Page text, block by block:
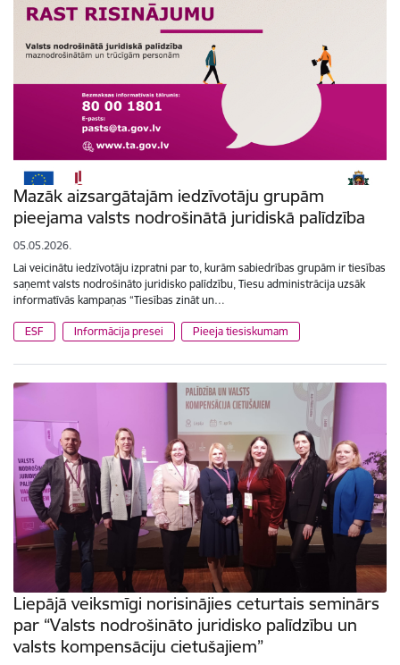
Mazāk aizsargātajām iedzīvotāju grupām
pieejama valsts nodrošinātā juridiskā palīdzība
05.05.2026.
Lai veicinātu iedzīvotāju izpratni par to, kurām sabiedrības grupām ir tiesības
saņemt valsts nodrošināto juridisko palīdzību, Tiesu administrācija uzsāk
informatīvās kampaņas “Tiesības zināt un…
ESF Informācija presei Pieeja tiesiskumam
Liepājā veiksmīgi norisinājies ceturtais seminārs
par “Valsts nodrošināto juridisko palīdzību un
valsts kompensāciju cietušajiem”